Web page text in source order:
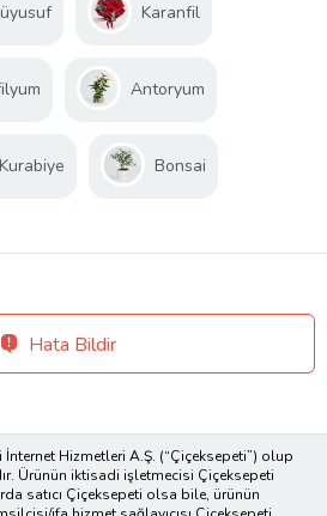
Karanfil
Antoryum
Bonsai
Hata Bildir
İnternet Hizmetleri A.Ş. (“Çiçeksepeti”) olup
Ürünün iktisadi işletmecisi Çiçeksepeti
satıcı Çiçeksepeti olsa bile, ürünün